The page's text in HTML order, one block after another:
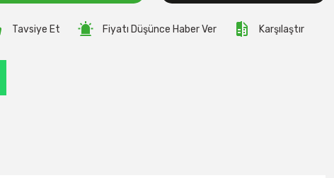
Tavsiye Et Fiyatı Düşünce Haber Ver Karşılaştır